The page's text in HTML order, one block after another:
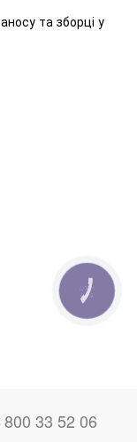
та зборці у
800 33 52 06
КНОПКА
ЗВ'ЯЗКУ